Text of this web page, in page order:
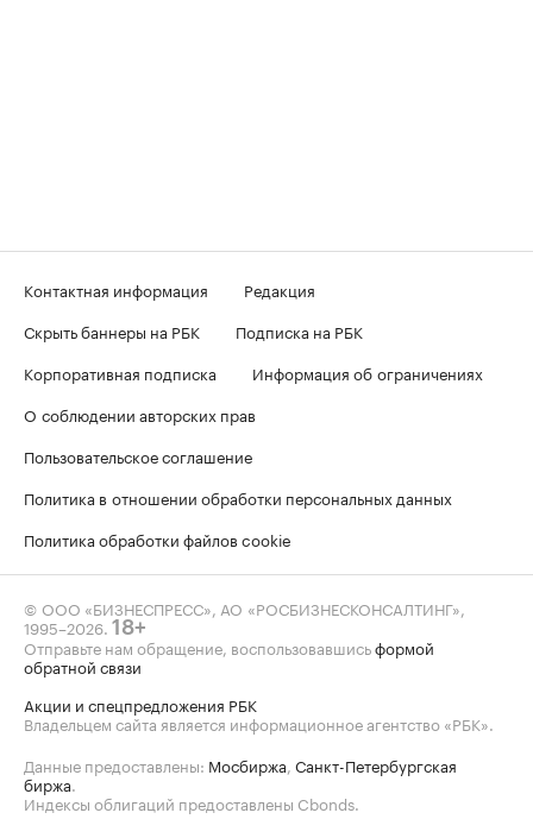
Контактная информация
Редакция
Скрыть баннеры на РБК
Подписка на РБК
Корпоративная подписка
Информация об ограничениях
О соблюдении авторских прав
Пользовательское соглашение
Политика в отношении обработки персональных данных
Политика обработки файлов cookie
© ООО «БИЗНЕСПРЕСС», АО «РОСБИЗНЕСКОНСАЛТИНГ»,
1995–2026 18+
Отправьте нам обращение, воспользовавшисьформой
обратной связи
Акции и спецпредложения РБК
Владельцем сайта является информационное агентство «РБК».
Данные предоставлены: Мосбиржа Санкт-Петербургская
биржа
Индексы облигаций предоставлены Cbonds.